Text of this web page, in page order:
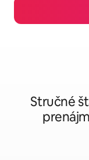
Stručné